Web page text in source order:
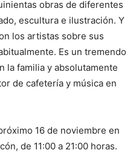
obras de diferentes
escultura e ilustración. Y
los artistas sobre sus
Es un tremendo
la familia y absolutamente
de cafetería y música en
16 de noviembre en
de 11:00 a 21:00 horas.